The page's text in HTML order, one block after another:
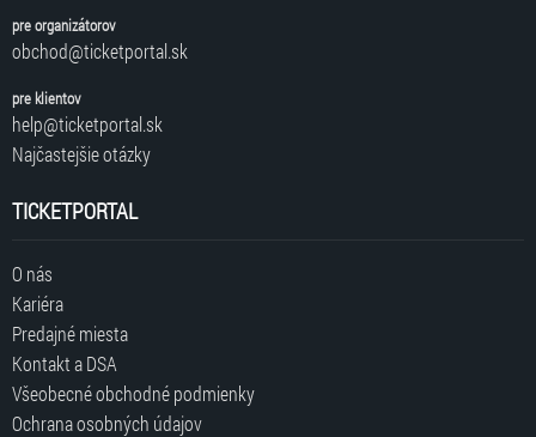
pre organizátorov
obchod@ticketportal.sk
pre klientov
help@ticketportal.sk
Najčastejšie otázky
TICKETPORTAL
O nás
Kariéra
Predajné miesta
Kontakt a DSA
Všeobecné obchodné podmienky
Ochrana osobných údajov